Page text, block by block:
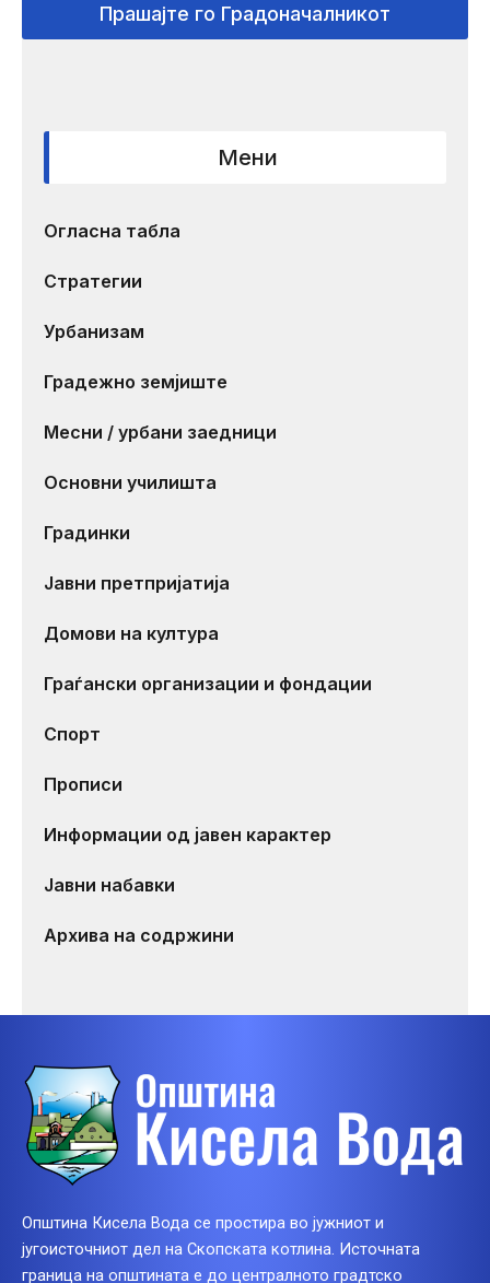
Прашајте го Градоначалникот
Мени
Огласна табла
Стратегии
Урбанизам
Градежно земјиште
Месни / урбани заедници
Основни училишта
Градинки
Јавни претпријатија
Домови на култура
Граѓански организации и фондации
Спорт
Прописи
Информации од јавен карактер
Јавни набавки
Архива на содржини
Општина Кисела Вода се простира во јужниот и
југоисточниот дел на Скопската котлина. Источната
граница на општината е до централното градтско